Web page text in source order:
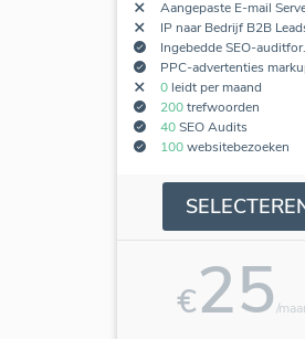
Aangepaste E-mail
IP naar Bedrijf B2B
PPC-advertenties
0leidt per maand
200trefwoorden
40SEO Audits
100websitebezoeken
€25/